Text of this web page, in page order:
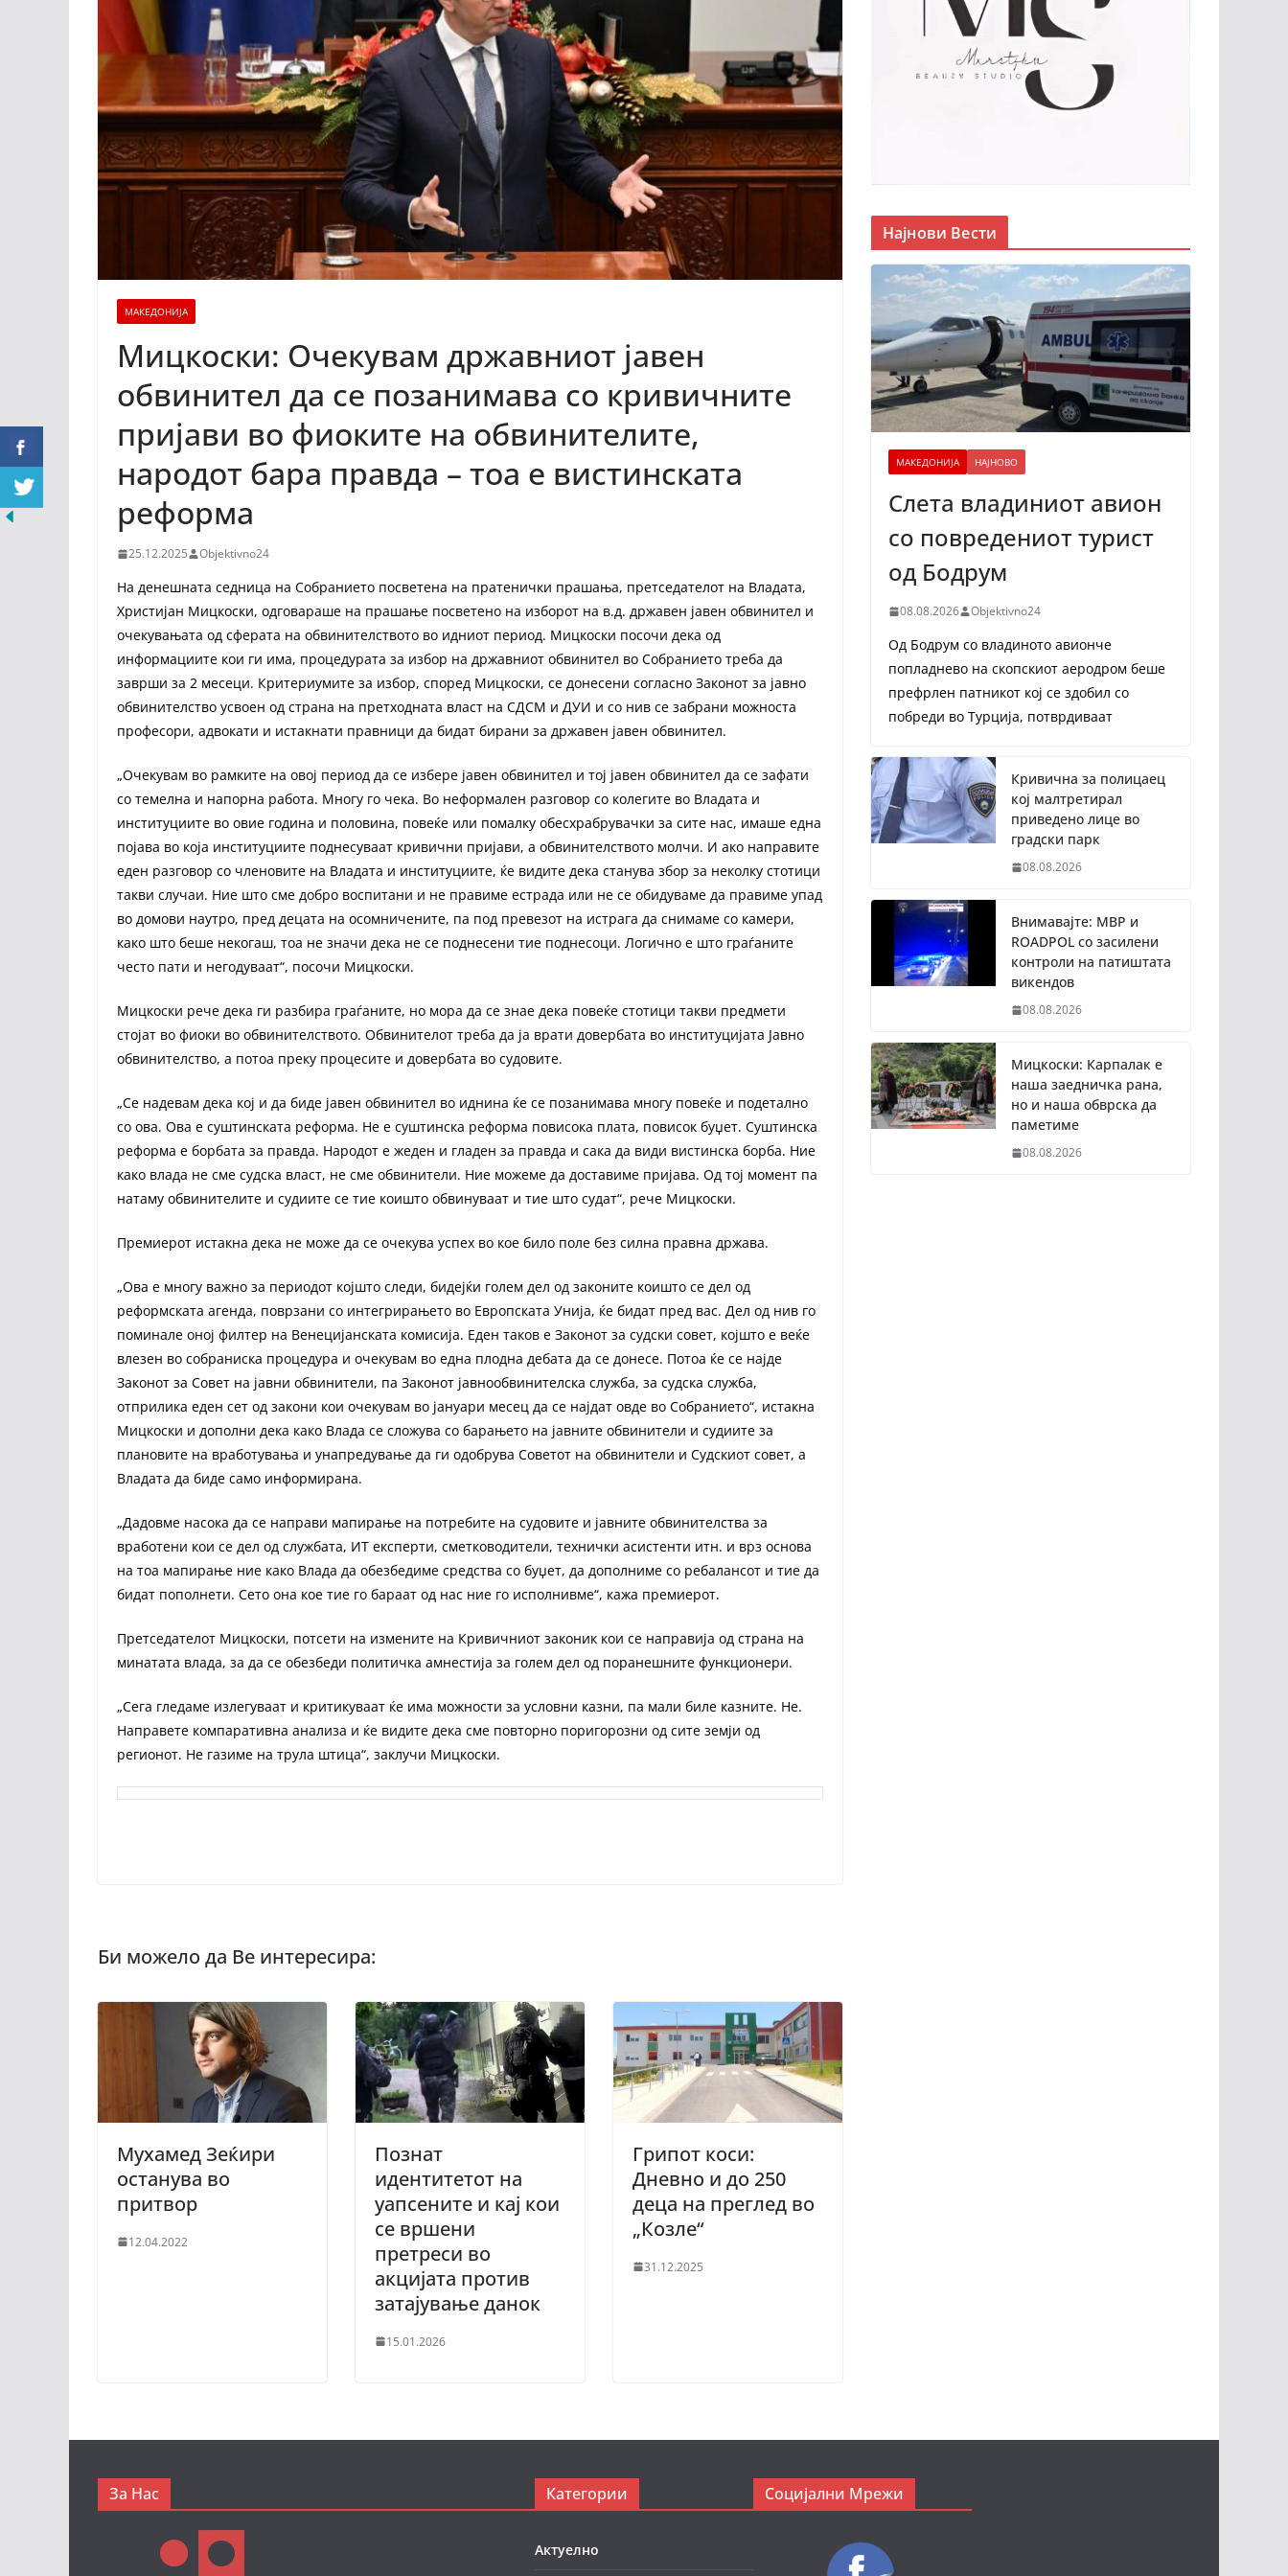
МАКЕДОНИЈА
Мицкоски: Очекувам државниот јавен
обвинител да се позанимава со кривичните
пријави во фиоките на обвинителите,
народот бара правда – тоа е вистинската
реформа
25.12.2025 Objektivno24
На денешната седница на Собранието посветена на пратенички прашања, претседателот на Владата,
Христијан Мицкоски, одговараше на прашање посветено на изборот на в.д. државен јавен обвинител и
очекувањата од сферата на обвинителството во идниот период. Мицкоски посочи дека од
информациите кои ги има, процедурата за избор на државниот обвинител во Собранието треба да
заврши за 2 месеци. Критериумите за избор, според Мицкоски, се донесени согласно Законот за јавно
обвинителство усвоен од страна на претходната власт на СДСМ и ДУИ и со нив се забрани можноста
професори, адвокати и истакнати правници да бидат бирани за државен јавен обвинител.
„Очекувам во рамките на овој период да се избере јавен обвинител и тој јавен обвинител да се зафати
со темелна и напорна работа. Многу го чека. Во неформален разговор со колегите во Владата и
институциите во овие година и половина, повеќе или помалку обесхрабрувачки за сите нас, имаше една
појава во која институциите поднесуваат кривични пријави, а обвинителството молчи. И ако направите
еден разговор со членовите на Владата и институциите, ќе видите дека станува збор за неколку стотици
такви случаи. Ние што сме добро воспитани и не правиме естрада или не се обидуваме да правиме упад
во домови наутро, пред децата на осомничените, па под превезот на истрага да снимаме со камери,
како што беше некогаш, тоа не значи дека не се поднесени тие поднесоци. Логично е што граѓаните
често пати и негодуваат“, посочи Мицкоски.
Мицкоски рече дека ги разбира граѓаните, но мора да се знае дека повеќе стотици такви предмети
стојат во фиоки во обвинителството. Обвинителот треба да ја врати довербата во институцијата Јавно
обвинителство, а потоа преку процесите и довербата во судовите.
„Се надевам дека кој и да биде јавен обвинител во иднина ќе се позанимава многу повеќе и подетално
со ова. Ова е суштинската реформа. Не е суштинска реформа повисока плата, повисок буџет. Суштинска
реформа е борбата за правда. Народот е жеден и гладен за правда и сака да види вистинска борба. Ние
како влада не сме судска власт, не сме обвинители. Ние можеме да доставиме пријава. Од тој момент па
натаму обвинителите и судиите се тие коишто обвинуваат и тие што судат“, рече Мицкоски.
Премиерот истакна дека не може да се очекува успех во кое било поле без силна правна држава.
„Ова е многу важно за периодот којшто следи, бидејќи голем дел од законите коишто се дел од
реформската агенда, поврзани со интегрирањето во Европската Унија, ќе бидат пред вас. Дел од нив го
поминале оној филтер на Венецијанската комисија. Еден таков е Законот за судски совет, којшто е веќе
влезен во собраниска процедура и очекувам во една плодна дебата да се донесе. Потоа ќе се најде
Законот за Совет на јавни обвинители, па Законот јавнообвинителска служба, за судска служба,
отприлика еден сет од закони кои очекувам во јануари месец да се најдат овде во Собранието“, истакна
Мицкоски и дополни дека како Влада се сложува со барањето на јавните обвинители и судиите за
плановите на вработувања и унапредување да ги одобрува Советот на обвинители и Судскиот совет, а
Владата да биде само информирана.
„Дадовме насока да се направи мапирање на потребите на судовите и јавните обвинителства за
вработени кои се дел од службата, ИТ експерти, сметководители, технички асистенти итн. и врз основа
на тоа мапирање ние како Влада да обезбедиме средства со буџет, да дополниме со ребалансот и тие да
бидат пополнети. Сето она кое тие го бараат од нас ние го исполнивме“, кажа премиерот.
Претседателот Мицкоски, потсети на измените на Кривичниот законик кои се направија од страна на
минатата влада, за да се обезбеди политичка амнестија за голем дел од поранешните функционери.
„Сега гледаме излегуваат и критикуваат ќе има можности за условни казни, па мали биле казните. Не.
Направете компаративна анализа и ќе видите дека сме повторно поригорозни од сите земји од
регионот. Не газиме на трула штица“, заклучи Мицкоски.
Мухамед Зеќири
останува во
притвор
12.04.2022
Познат
идентитетот на
уапсените и кај кои
се вршени
претреси во
акцијата против
затајување данок
15.01.2026
Грипот коси:
Дневно и до 250
деца на преглед во
„Козле“
31.12.2025
Најнови Вести
МАКЕДОНИЈА НАЈНОВО
Слета владиниот авион
со повредениот турист
од Бодрум
08.08.2026 Objektivno24
Од Бодрум со владиното авионче
попладнево на скопскиот аеродром беше
префрлен патникот кој се здобил со
побреди во Турција, потврдиваат
Кривична за полицаец
кој малтретирал
приведено лице во
градски парк
08.08.2026
Внимавајте: МВР и
ROADPOL со засилени
контроли на патиштата
викендов
08.08.2026
Мицкоски: Карпалак е
наша заедничка рана,
но и наша обврска да
паметиме
08.08.2026
За Нас Категории
Актуелно
Социјални Мрежи